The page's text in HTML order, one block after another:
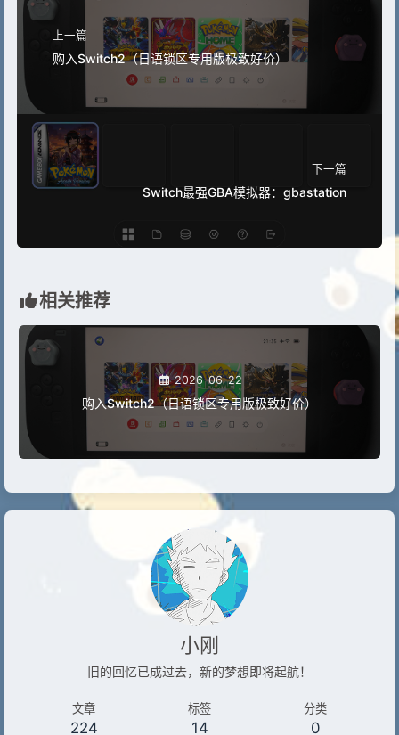
上一篇
购入Switch2（日语锁区专用版极致好价）
下一篇
Switch最强GBA模拟器：gbastation
相关推荐
2026-06-22
购入Switch2（日语锁区专用版极致好价）
小刚
旧的回忆已成过去，新的梦想即将起航！
文章
224
标签
14
分类
0